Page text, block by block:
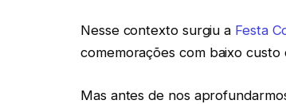
Nesse contexto surgiu a Festa
comemorações com baixo custo
Mas antes de nos